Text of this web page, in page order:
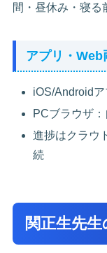
間・昼休み・寝る
アプリ・Web
iOS/Android
PCブラウザ
進捗はクラウ
続
関正生先